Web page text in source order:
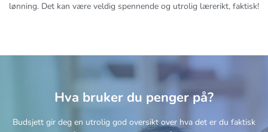
lønning. Det kan være veldig spennende og utrolig lærerikt, faktisk!
Hva bruker du penger på?
Budsjett gir deg en utrolig god oversikt over hva det er du faktisk